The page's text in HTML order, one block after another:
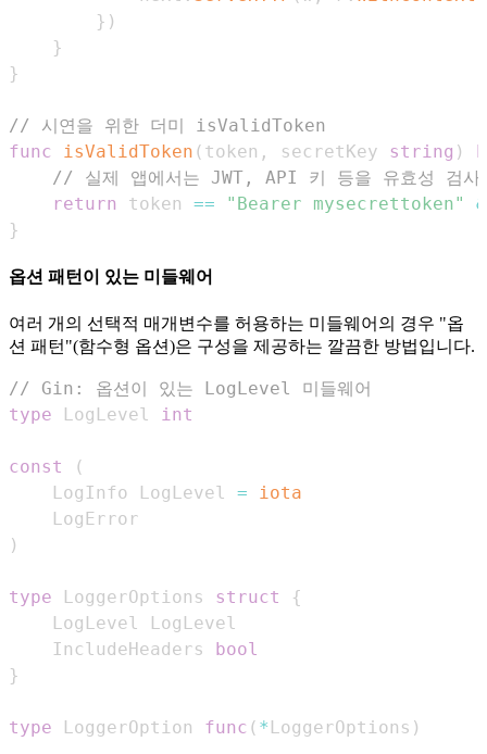
} )
}
}
// 시연을 위한 더미 isValidToken
func
isValidToken ( token , secretKey string )
// 실제 앱에서는 JWT, API 키 등을 유효성 검사
return
token == "Bearer mysecrettoken"
}
옵션 패턴이 있는 미들웨어
여러 개의 선택적 매개변수를 허용하는 미들웨어의 경우 "옵
션 패턴"(함수형 옵션)은 구성을 제공하는 깔끔한 방법입니다.
// Gin: 옵션이 있는 LogLevel 미들웨어
type LogLevel int
const
(
    LogInfo LogLevel
=
iota
)
type LoggerOptions struct
{
    IncludeHeaders
bool
}
type LoggerOption func ( * LoggerOptions )